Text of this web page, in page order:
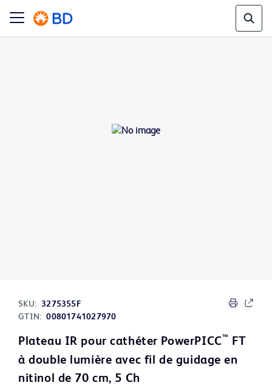
SKU: 3275355F
GTIN: 00801741027970
Plateau IR pour cathéter PowerPICC™ FT
à double lumière avec fil de guidage en
nitinol de 70 cm, 5 Ch